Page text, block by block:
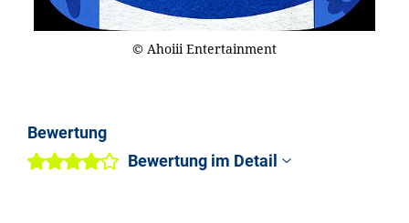
© Ahoiii Entertainment
Bewertung
Bewertung im Detail